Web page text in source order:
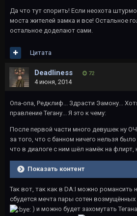
Да что тут спорить! Если неохота
моста жителей замка и все! Остальное
остальное доделают сами.
Цитата
Deadliness 72
4 июня, 2014
Опа-опа, Редклиф... Здрасти Эамону...
правление Тегану... Я это к чему:
После первой части много девушек ну
за того, что с банном ничего нельзя
что в диалоге с ним шёл намёк на
Показать контент
Так вот, так как в DA:I можно романсить
сбудется мечта пары сотен
) и можно будет захомутать